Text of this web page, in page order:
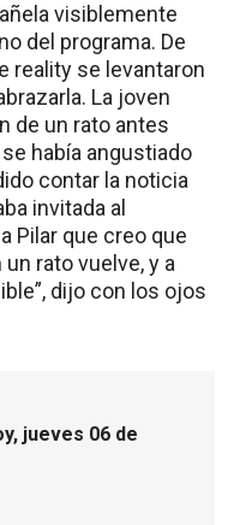
visiblemente
del programa. De
reality se levantaron
La joven
de un rato antes
había angustiado
contar la noticia
invitada al
Pilar que creo que
rato vuelve, y a
dijo con los ojos
jueves 06 de